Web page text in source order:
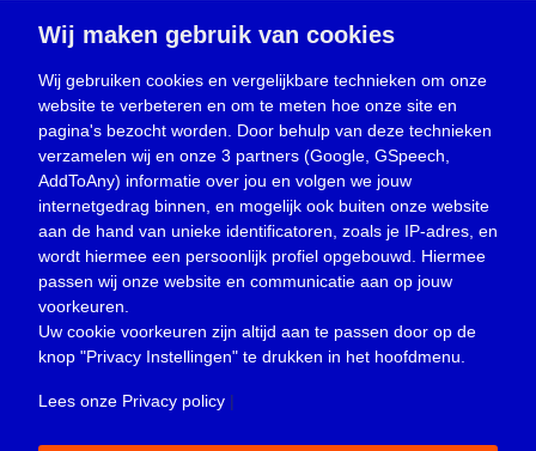
Gemeentepagina(104)
Ingezonden brief(539)
Media(156)
Nieuws (23.330)
Oproep(734)
Overlijden(39)
Podcast(18)
prijsvraag (5)
Religie (1.438)
Service(226)
Wij maken gebruik van cookies
Wij gebruiken cookies en vergelijkbare technieken om onze
website te verbeteren en om te meten hoe onze site en
pagina's bezocht worden. Door behulp van deze technieken
verzamelen wij en onze 3 partners (Google, GSpeech,
AddToAny) informatie over jou en volgen we jouw
internetgedrag binnen, en mogelijk ook buiten onze website
aan de hand van unieke identificatoren, zoals je IP-adres, en
wordt hiermee een persoonlijk profiel opgebouwd. Hiermee
passen wij onze website en communicatie aan op jouw
voorkeuren.
Uw cookie voorkeuren zijn altijd aan te passen door op de
knop "Privacy Instellingen" te drukken in het hoofdmenu.
Lees onze Privacy policy |